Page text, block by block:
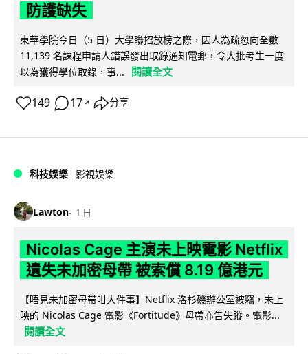
防護缺失
東華學院今日（5 日）大學聯招放榜之際，因人為疏忽向全數
11,139 名課程申請人錯誤發出取錄通知電郵，令大批考生一度
以為獲得學位取錄，事...
閱讀全文
149 17 ↗ 分享
科技娛樂 影視娛樂
Lawton 1 日
Nicolas Cage 主演未上映電影 Netflix
遺失未加密母帶 被索償 8.19 億港元
【唔見未加密母帶咁大件事】Netflix 洛杉磯辦公室被竊，未上
映的 Nicolas Cage 電影《Fortitude》母帶亦告失蹤。電影...
閱讀全文